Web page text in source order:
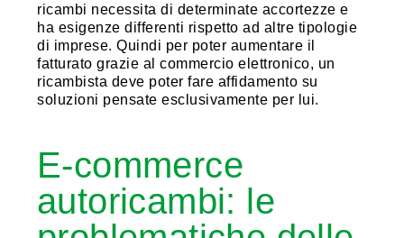
ricambi necessita di determinate accortezze e
ha esigenze differenti rispetto ad altre tipologie
di imprese. Quindi per poter aumentare il
fatturato grazie al commercio elettronico, un
ricambista deve poter fare affidamento su
soluzioni pensate esclusivamente per lui.
E-commerce
autoricambi: le